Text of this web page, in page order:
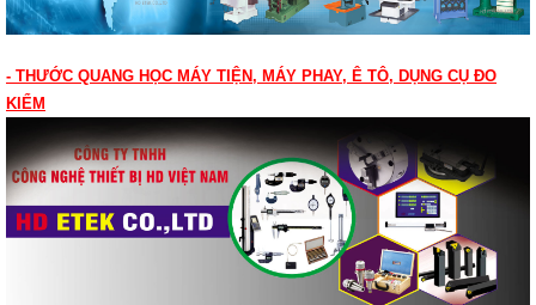
- THƯỚC QUANG HỌC MÁY TIỆN, MÁY PHAY, Ê TÔ, DỤNG CỤ ĐO
KIỂM